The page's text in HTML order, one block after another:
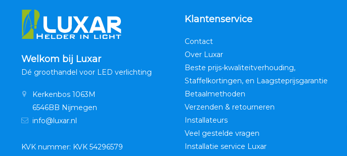
Welkom bij Luxar
Dé groothandel voor LED verlichting
Kerkenbos 1063M
6546BB Nijmegen
info@luxar.nl
KVK nummer: KVK 54296579
Klantenservice
Contact
Over Luxar
Beste prijs-kwaliteitverhouding,
Staffelkortingen, en Laagsteprijsgarantie
Betaalmethoden
Verzenden & retourneren
Installateurs
Veel gestelde vragen
Installatie service Luxar